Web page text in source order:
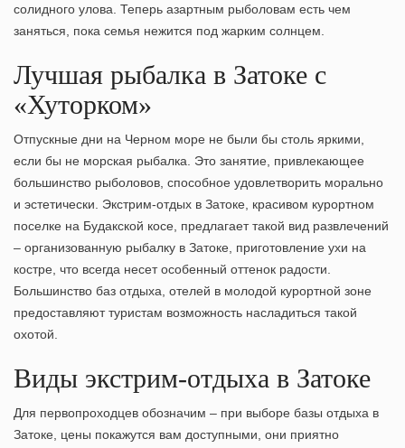
солидного улова. Теперь азартным рыболовам есть чем
заняться, пока семья нежится под жарким солнцем.
Лучшая рыбалка в Затоке с
«Хуторком»
Отпускные дни на Черном море не были бы столь яркими,
если бы не морская рыбалка. Это занятие, привлекающее
большинство рыболовов, способное удовлетворить морально
и эстетически. Экстрим-отдых в Затоке, красивом курортном
поселке на Будакской косе, предлагает такой вид развлечений
– организованную рыбалку в Затоке, приготовление ухи на
костре, что всегда несет особенный оттенок радости.
Большинство баз отдыха, отелей в молодой курортной зоне
предоставляют туристам возможность насладиться такой
охотой.
Виды экстрим-отдыха в Затоке
Для первопроходцев обозначим – при выборе базы отдыха в
Затоке, цены покажутся вам доступными, они приятно